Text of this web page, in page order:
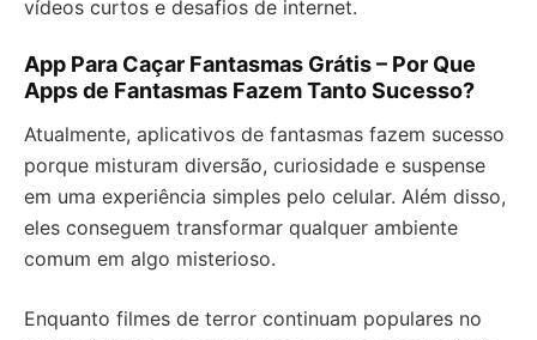
vídeos curtos e desafios de internet.
App Para Caçar Fantasmas Grátis – Por Que
Apps de Fantasmas Fazem Tanto Sucesso?
Atualmente, aplicativos de fantasmas fazem sucesso
porque misturam diversão, curiosidade e suspense
em uma experiência simples pelo celular. Além disso,
eles conseguem transformar qualquer ambiente
comum em algo misterioso.
Enquanto filmes de terror continuam populares no